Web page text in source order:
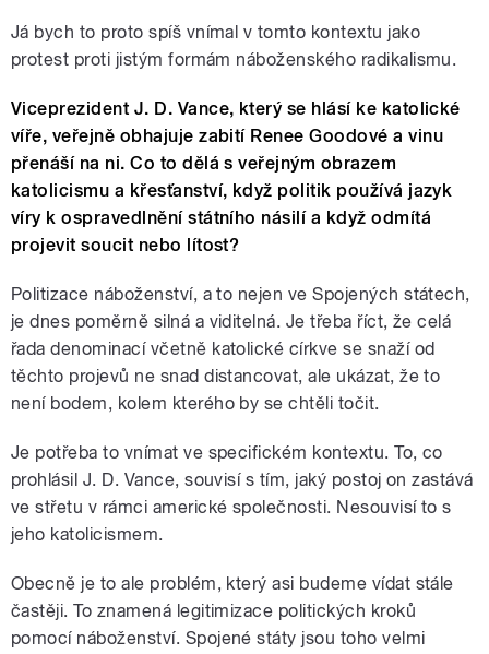
Já bych to proto spíš vnímal v tomto kontextu jako
protest proti jistým formám náboženského radikalismu.
Viceprezident J. D. Vance, který se hlásí ke katolické
víře, veřejně obhajuje zabití Renee Goodové a vinu
přenáší na ni. Co to dělá s veřejným obrazem
katolicismu a křesťanství, když politik používá jazyk
víry k ospravedlnění státního násilí a když odmítá
projevit soucit nebo lítost?
Politizace náboženství, a to nejen ve Spojených státech,
je dnes poměrně silná a viditelná. Je třeba říct, že celá
řada denominací včetně katolické církve se snaží od
těchto projevů ne snad distancovat, ale ukázat, že to
není bodem, kolem kterého by se chtěli točit.
Je potřeba to vnímat ve specifickém kontextu. To, co
prohlásil J. D. Vance, souvisí s tím, jaký postoj on zastává
ve střetu v rámci americké společnosti. Nesouvisí to s
jeho katolicismem.
Obecně je to ale problém, který asi budeme vídat stále
častěji. To znamená legitimizace politických kroků
pomocí náboženství. Spojené státy jsou toho velmi